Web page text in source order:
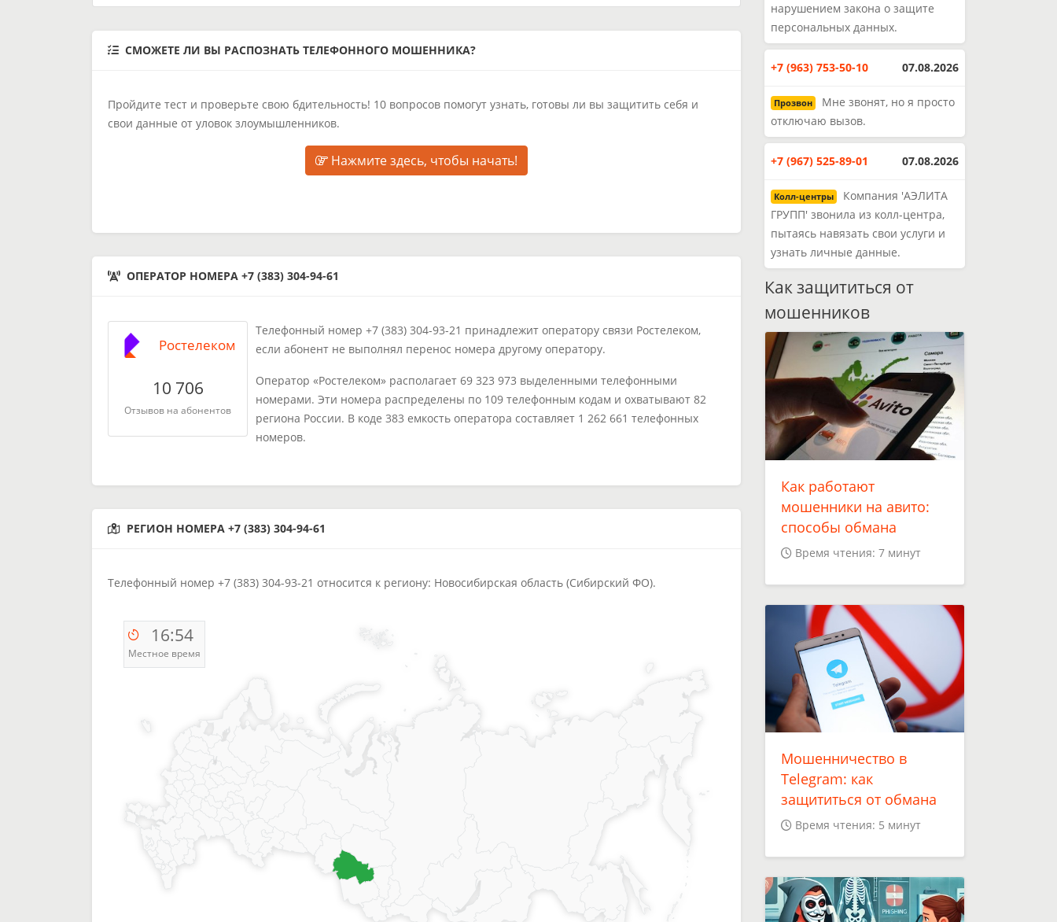
СМОЖЕТЕ ЛИ ВЫ РАСПОЗНАТЬ ТЕЛЕФОННОГО МОШЕННИКА?
Пройдите тест и проверьте свою бдительность! 10 вопросов помогут узнать, готовы ли вы защитить себя и
свои данные от уловок злоумышленников.
Нажмите здесь, чтобы начать!
ОПЕРАТОР НОМЕРА +7 (383) 304-94-61
Ростелеком
10 706
Отзывов на абонентов
Телефонный номер +7 (383) 304-93-21 принадлежит оператору связи Ростелеком,
если абонент не выполнял перенос номера другому оператору.
Оператор «Ростелеком» располагает 69 323 973 выделенными телефонными
номерами. Эти номера распределены по 109 телефонным кодам и охватывают 82
региона России. В коде 383 емкость оператора составляет 1 262 661 телефонных
номеров.
РЕГИОН НОМЕРА +7 (383) 304-94-61
Телефонный номер +7 (383) 304-93-21 относится к региону: Новосибирская область (Сибирский ФО).
16:54
Местное время
нарушением закона о защите
персональных данных.
+7 (963) 753-50-10 07.08.2026
Прозвон
Мне звонят, но я просто
отключаю вызов.
+7 (967) 525-89-01 07.08.2026
Колл-центры
Компания 'АЭЛИТА
ГРУПП' звонила из колл-центра,
пытаясь навязать свои услуги и
узнать личные данные.
Как защититься от
мошенников
Как работают
мошенники на авито:
способы обмана
Время чтения: 7 минут
Мошенничество в
Telegram: как
защититься от обмана
Время чтения: 5 минут